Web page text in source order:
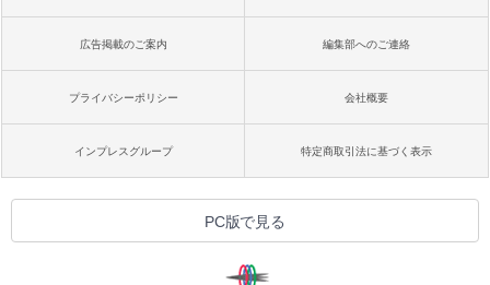
広告掲載のご案内 編集部へのご連絡
プライバシーポリシー 会社概要
インプレスグループ 特定商取引法に基づく表示
PC版で見る